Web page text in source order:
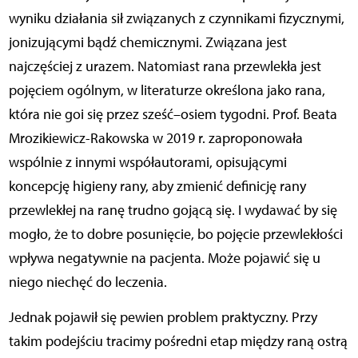
wyniku działania sił związanych z czynnikami fizycznymi,
jonizującymi bądź chemicznymi. Związana jest
najczęściej z urazem. Natomiast rana przewlekła jest
pojęciem ogólnym, w literaturze określona jako rana,
która nie goi się przez sześć–osiem tygodni. Prof. Beata
Mrozikiewicz-Rakowska w 2019 r. zaproponowała
wspólnie z innymi współautorami, opisującymi
koncepcję higieny rany, aby zmienić definicję rany
przewlekłej na ranę trudno gojącą się. I wydawać by się
mogło, że to dobre posunięcie, bo pojęcie przewlekłości
wpływa negatywnie na pacjenta. Może pojawić się u
niego niechęć do leczenia.
Jednak pojawił się pewien problem praktyczny. Przy
takim podejściu tracimy pośredni etap między raną ostrą